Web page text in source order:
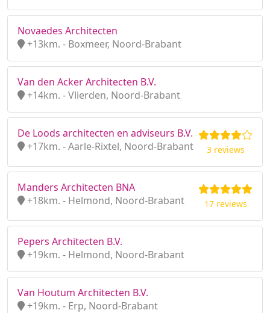
Novaedes Architecten
+13km. - Boxmeer, Noord-Brabant
Van den Acker Architecten B.V.
+14km. - Vlierden, Noord-Brabant
De Loods architecten en adviseurs B.V.
+17km. - Aarle-Rixtel, Noord-Brabant
3 reviews
Manders Architecten BNA
+18km. - Helmond, Noord-Brabant
17 reviews
Pepers Architecten B.V.
+19km. - Helmond, Noord-Brabant
Van Houtum Architecten B.V.
+19km. - Erp, Noord-Brabant